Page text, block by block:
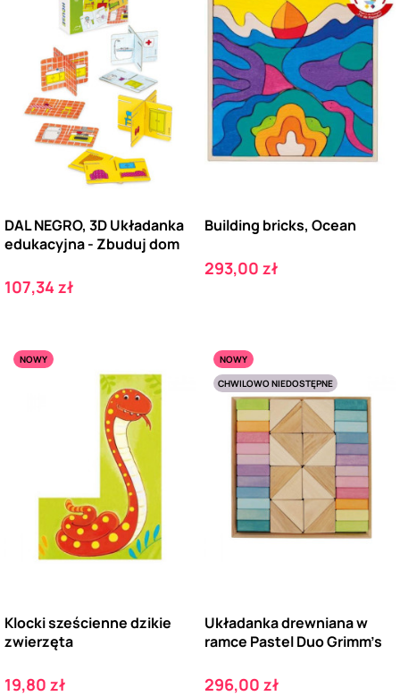
DAL NEGRO, 3D Układanka
edukacyjna - Zbuduj dom
Cena
107,34 zł
Building bricks, Ocean
Cena
293,00 zł
NOWY
Klocki sześcienne dzikie
zwierzęta
Cena
19,80 zł
NOWY
CHWILOWO NIEDOSTĘPNE
Układanka drewniana w
ramce Pastel Duo Grimm’s
Cena
296,00 zł